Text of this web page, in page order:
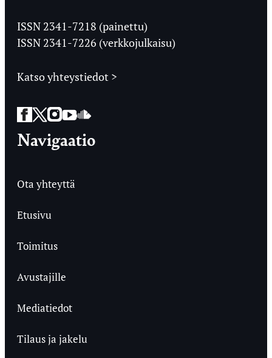
Ylioppilaslehti
ISSN 2341-7218 (painettu)
ISSN 2341-7226 (verkkojulkaisu)
Katso yhteystiedot >
Facebook
Twitter
Instagram
YouTube
SoundCloud
Navigaatio
Ota yhteyttä
Etusivu
Toimitus
Avustajille
Mediatiedot
Tilaus ja jakelu